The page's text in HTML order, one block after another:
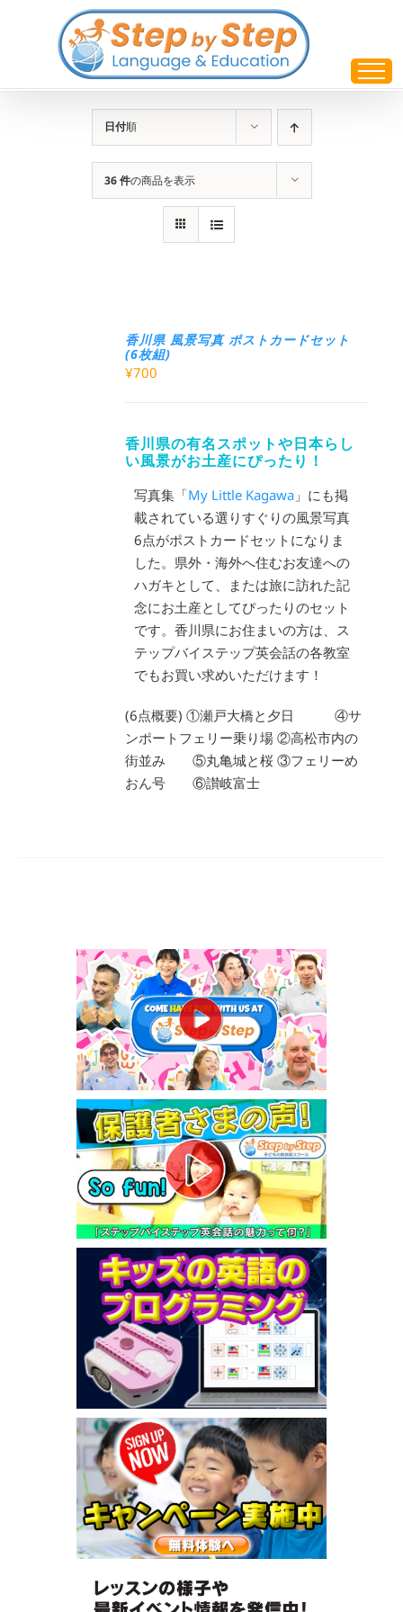
日付順
36 件の商品を表示
香川県 風景写真 ポストカードセット
(6枚組)
¥700
香川県の有名スポットや日本らし
い風景がお土産にぴったり！
写真集「My Little Kagawa 」にも掲
載されている選りすぐりの風景写真
6点がポストカードセットになりま
した。県外・海外へ住むお友達への
ハガキとして、または旅に訪れた記
念にお土産としてぴったりのセット
です。香川県にお住まいの方は、ス
テップバイステップ英会話の各教室
でもお買い求めいただけます！
(6点概要) ①瀬戸大橋と夕日 ④サ
ンポートフェリー乗り場 ②高松市内の
街並み ⑤丸亀城と桜 ③フェリーめ
おん号 ⑥讃岐富士